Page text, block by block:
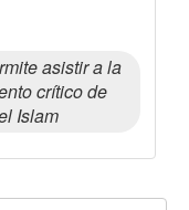
asistir a la
crítico de
Islam